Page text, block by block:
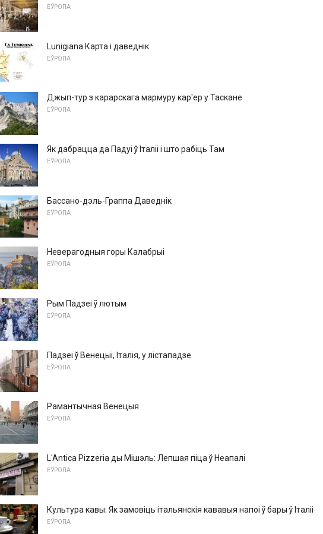
ЕЎРОПА
Lunigiana Карта і даведнік
ЕЎРОПА
Джып-тур з карарскага мармуру кар'ер у Таскане
ЕЎРОПА
Як дабрацца да Падуі ў Італіі і што рабіць Там
ЕЎРОПА
Бассано-дэль-Граппа Даведнік
ЕЎРОПА
Неверагодныя горы Калабрыі
ЕЎРОПА
Рым Падзеі ў лютым
ЕЎРОПА
Падзеі ў Венецыі, Італія, у лістападзе
ЕЎРОПА
Рамантычная Венецыя
ЕЎРОПА
L'Antica Pizzeria ды Мішэль: Лепшая піца ў Неапалі
ЕЎРОПА
Культура кавы: Як замовіць італьянскія кававыя напоі ў бары ў Італіі
ЕЎРОПА